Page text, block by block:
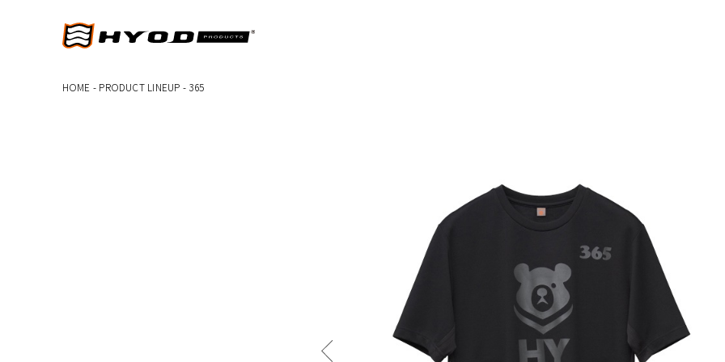
HOME - PRODUCT LINEUP - 365